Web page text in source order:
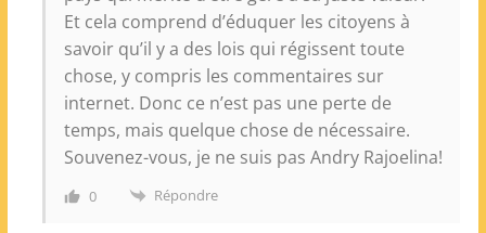
Et cela comprend d’éduquer les citoyens à
savoir qu’il y a des lois qui régissent toute
chose, y compris les commentaires sur
internet. Donc ce n’est pas une perte de
temps, mais quelque chose de nécessaire.
Souvenez-vous, je ne suis pas Andry Rajoelina!
0 Répondre